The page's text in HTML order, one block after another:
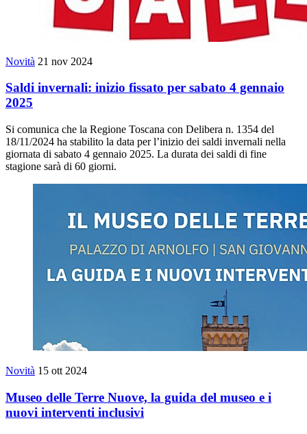
Novità 21 nov 2024
Saldi invernali: inizio fissato per sabato 4 gennaio
2025
Si comunica che la Regione Toscana con Delibera n. 1354 del
18/11/2024 ha stabilito la data per l’inizio dei saldi invernali nella
giornata di sabato 4 gennaio 2025. La durata dei saldi di fine
stagione sarà di 60 giorni.
Novità 15 ott 2024
Museo delle Terre Nuove, la guida del museo e i
nuovi interventi inclusivi